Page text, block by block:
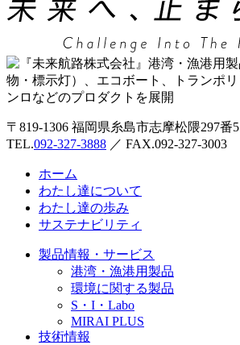
〒819-1306 福岡県糸島市志摩松隈297番5
TEL.092-327-3888 ／ FAX.092-327-3003
ホーム
わたし達について
わたし達の歩み
サステナビリティ
製品情報・サービス
港湾・漁港用製品
環境に関する製品
S・I・Labo
MIRAI PLUS
技術情報